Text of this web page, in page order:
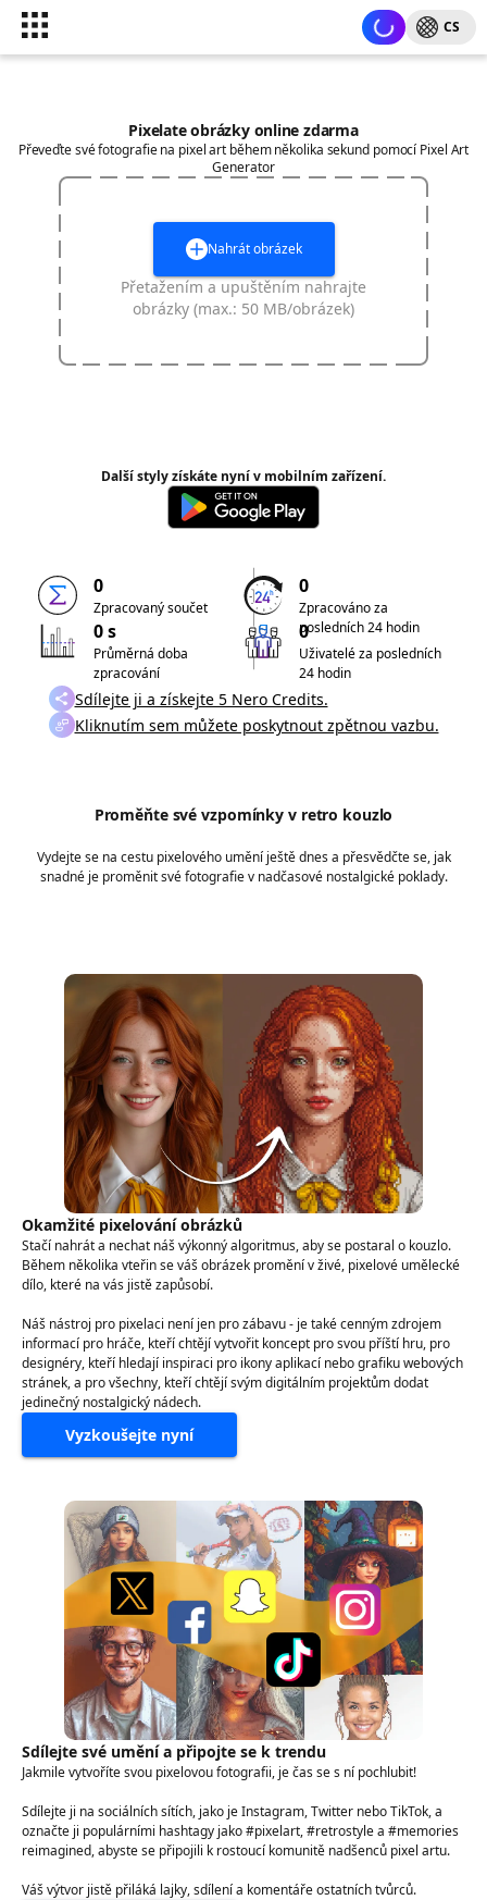
CS
Pixelate obrázky online zdarma
Převeďte své fotografie na pixel art během několika sekund pomocí Pixel Art
Generator
Nahrát obrázek
Přetažením a upuštěním nahrajte
obrázky (max.: 50 MB/obrázek)
Další styly získáte nyní v mobilním zařízení.
0
Zpracovaný součet
0
Zpracováno za
posledních 24 hodin
0 s
Průměrná doba
zpracování
0
Uživatelé za posledních
24 hodin
Sdílejte ji a získejte 5 Nero Credits.
Kliknutím sem můžete poskytnout zpětnou vazbu.
Proměňte své vzpomínky v retro kouzlo
Vydejte se na cestu pixelového umění ještě dnes a přesvědčte se, jak
snadné je proměnit své fotografie v nadčasové nostalgické poklady.
Okamžité pixelování obrázků
Stačí nahrát a nechat náš výkonný algoritmus, aby se postaral o kouzlo.
Během několika vteřin se váš obrázek promění v živé, pixelové umělecké
dílo, které na vás jistě zapůsobí.
Náš nástroj pro pixelaci není jen pro zábavu - je také cenným zdrojem
informací pro hráče, kteří chtějí vytvořit koncept pro svou příští hru, pro
designéry, kteří hledají inspiraci pro ikony aplikací nebo grafiku webových
stránek, a pro všechny, kteří chtějí svým digitálním projektům dodat
jedinečný nostalgický nádech.
Vyzkoušejte nyní
Sdílejte své umění a připojte se k trendu
Jakmile vytvoříte svou pixelovou fotografii, je čas se s ní pochlubit!
Sdílejte ji na sociálních sítích, jako je Instagram, Twitter nebo TikTok, a
označte ji populárními hashtagy jako #pixelart, #retrostyle a #memories
reimagined, abyste se připojili k rostoucí komunitě nadšenců pixel artu.
Váš výtvor jistě přiláká lajky, sdílení a komentáře ostatních tvůrců.